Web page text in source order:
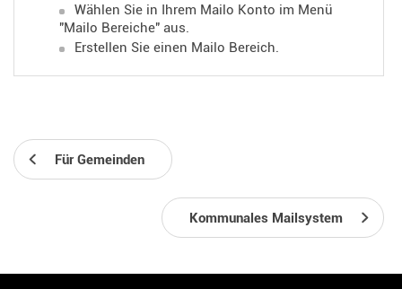
Wählen Sie in Ihrem Mailo Konto im Menü
"Mailo Bereiche" aus.
Erstellen Sie einen Mailo Bereich.
Für Gemeinden
Kommunales Mailsystem